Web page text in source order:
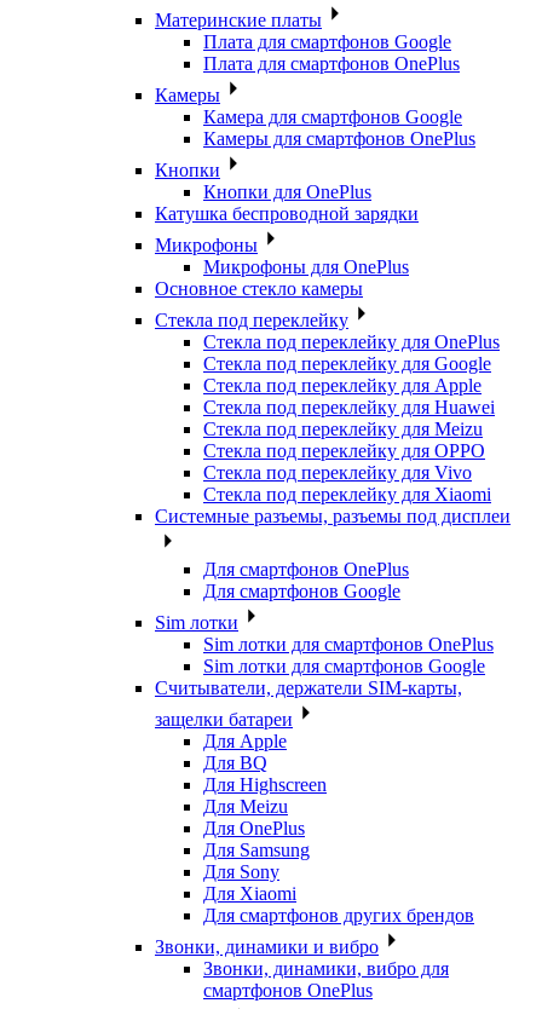
Материнские платы
Плата для смартфонов Google
Плата для смартфонов OnePlus
Камеры
Камера для смартфонов Google
Камеры для смартфонов OnePlus
Кнопки
Кнопки для OnePlus
Катушка беспроводной зарядки
Микрофоны
Микрофоны для OnePlus
Основное стекло камеры
Стекла под переклейку
Стекла под переклейку для OnePlus
Стекла под переклейку для Google
Стекла под переклейку для Apple
Стекла под переклейку для Huawei
Стекла под переклейку для Meizu
Стекла под переклейку для OPPO
Стекла под переклейку для Vivo
Стекла под переклейку для Xiaomi
Системные разъемы, разъемы под дисплеи
Для смартфонов OnePlus
Для смартфонов Google
Sim лотки
Sim лотки для смартфонов OnePlus
Sim лотки для смартфонов Google
Считыватели, держатели SIM-карты,
защелки батареи
Для Apple
Для BQ
Для Highscreen
Для Meizu
Для OnePlus
Для Samsung
Для Sony
Для Xiaomi
Для смартфонов других брендов
Звонки, динамики и вибро
Звонки, динамики, вибро для
смартфонов OnePlus